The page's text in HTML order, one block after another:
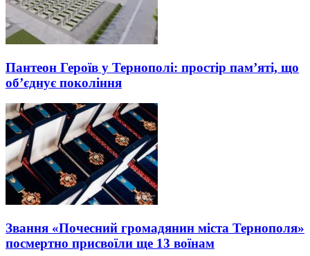
Пантеон Героїв у Тернополі: простір пам’яті, що
об’єднує покоління
Звання «Почесний громадянин міста Тернополя»
посмертно присвоїли ще 13 воїнам